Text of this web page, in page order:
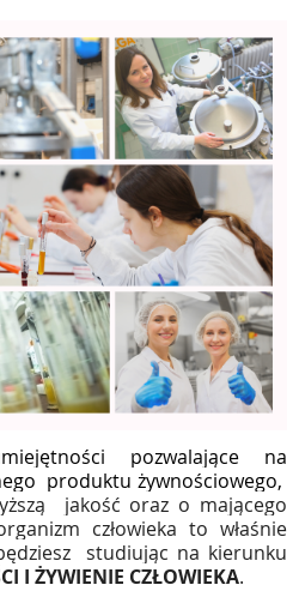
pozwalające na
produktu żywnościowego,
jakość oraz o mającego
człowieka to właśnie
studiując na kierunku
I ŻYWIENIE CZŁOWIEKA.